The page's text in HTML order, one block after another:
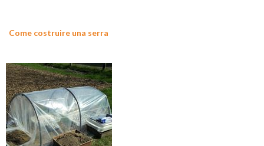
Come costruire una serra